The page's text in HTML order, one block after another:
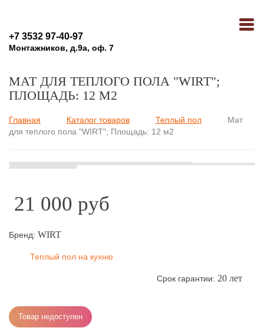
+7 3532 97-40-97
Монтажников, д.9а, оф. 7
МАТ ДЛЯ ТЕПЛОГО ПОЛА "WIRT";
ПЛОЩАДЬ: 12 М2
Вы здесь
Главная Каталог товаров Теплый пол
Мат
для теплого пола "WIRT"; Площадь: 12 м2
21 000 руб
Бренд: WIRT
Теплый пол на кухню
Срок гарантии: 20 лет
Товар недоступен